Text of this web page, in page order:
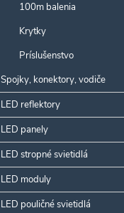
100m balenia
Krytky
Príslušenstvo
Spojky, konektory, vodiče
LED reflektory
LED panely
LED stropné svietidlá
LED moduly
LED pouličné svietidlá